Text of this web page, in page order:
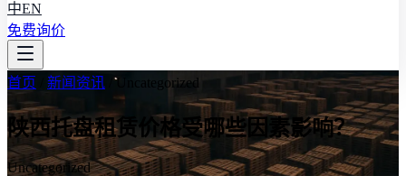
中EN
免费询价
首页 新闻资讯 Uncategorized
陕西托盘租赁价格受哪些因素影响？
Uncategorized